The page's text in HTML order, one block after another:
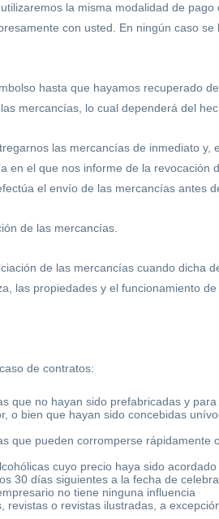
la misma modalidad de
con usted. En ningún caso
hasta que hayamos recuperado
mercancías, lo cual dependerá del
las mercancías de inmediato y,
en el que nos informe de la revocación
el envío de las mercancías antes
de las mercancías.
de las mercancías cuando dicha
las propiedades y el funcionamiento de
de contratos:
que no hayan sido prefabricadas y
o bien que hayan sido concebidas
que pueden corromperse rápidamente
cuyo precio haya sido
30 días siguientes a la fecha de
no tiene ninguna influencia
o revistas ilustradas, a